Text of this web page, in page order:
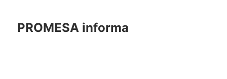
PROMESA informa